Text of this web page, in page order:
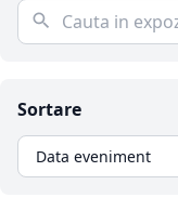
Sortare